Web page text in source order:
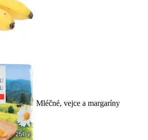
Mléčné, vejce a margaríny